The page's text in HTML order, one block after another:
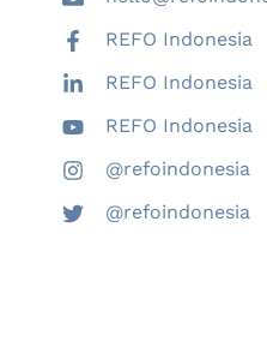
REFO Indonesia
REFO Indonesia
REFO Indonesia
@refoindonesia
@refoindonesia